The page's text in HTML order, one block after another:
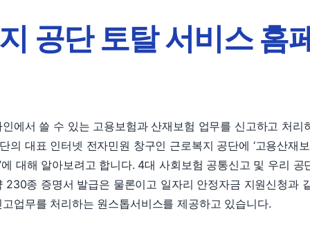
공단 토탈 서비스 홈
에서 쓸 수 있는 고용보험과 산재보험 업무를 신고하고 처리
의 대표 인터넷 전자민원 창구인 근로복지 공단에 ‘고용산재
에 대해 알아보려고 합니다. 4대 사회보험 공통신고 및 우리 공
230종 증명서 발급은 물론이고 일자리 안정자금 지원신청과
업무를 처리하는 원스톱서비스를 제공하고 있습니다.